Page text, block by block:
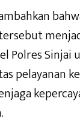
Polres Sinjai
pelayanan